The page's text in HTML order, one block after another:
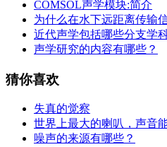
COMSOL声学模块:简介
为什么在水下远距离传输
近代声学包括哪些分支学
声学研究的内容有哪些？
猜你喜欢
失真的觉察
世界上最大的喇叭，声音
噪声的来源有哪些？